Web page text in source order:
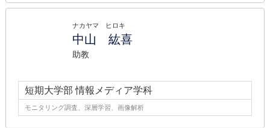
ナカヤマ ヒロキ
中山 紘喜
助教
短期大学部 情報メディア学科
モニタリング調査、深層学習、画像解析